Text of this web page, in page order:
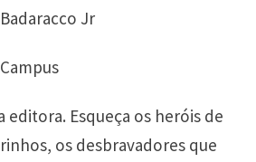
Jr
editora. Esqueça os heróis de
os desbravadores que